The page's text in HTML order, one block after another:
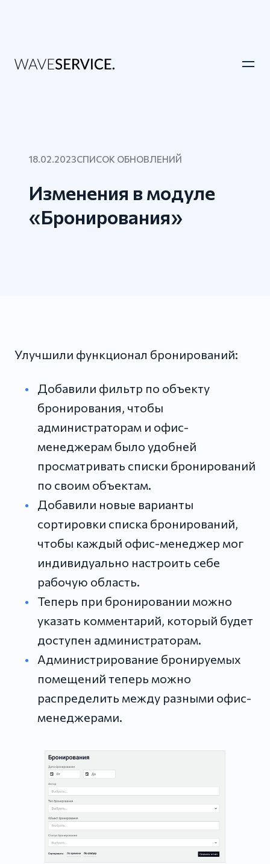
18.02.2023СПИСОК ОБНОВЛЕНИЙ
Изменения в модуле
«Бронирования»‎
Улучшили функционал бронирований:
Добавили фильтр по объекту
бронирования, чтобы
администраторам и офис-
менеджерам было удобней
просматривать списки бронирований
по своим объектам.
Добавили новые варианты
сортировки списка бронирований,
чтобы каждый офис-менеджер мог
индивидуально настроить себе
рабочую область.
Теперь при бронировании можно
указать комментарий, который будет
доступен администраторам.
Администрирование бронируемых
помещений теперь можно
распределить между разными офис-
менеджерами.